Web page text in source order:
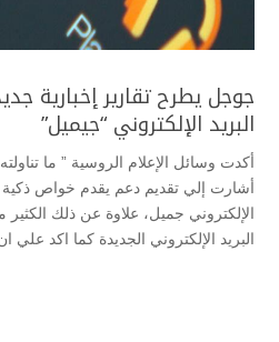
جوجل يطرح تقارير إخبارية
البريد الإلكتروني “جيميل”
أكدت وسائل الإعلام الروسية ” ما
أشارت إلي تقديم دعم يقدم خواص ذكية
الإلكتروني جميل، علاوة عن ذلك
البريد الإلكتروني الجديدة كما اكد علي